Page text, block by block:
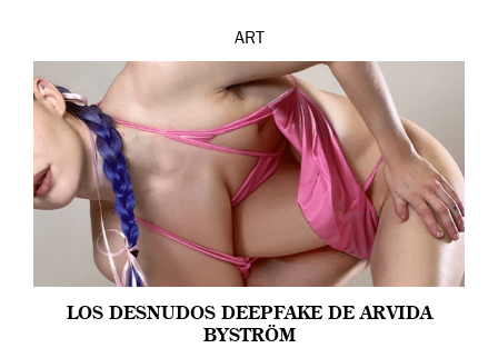
ART
LOS DESNUDOS DEEPFAKE DE ARVIDA
BYSTRÖM